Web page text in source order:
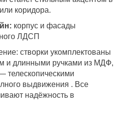
коридора.
корпус и фасады
ЛДСП
створки укомплектованы
и длинными ручками из МДФ,
выдвижения . Все
надёжность в